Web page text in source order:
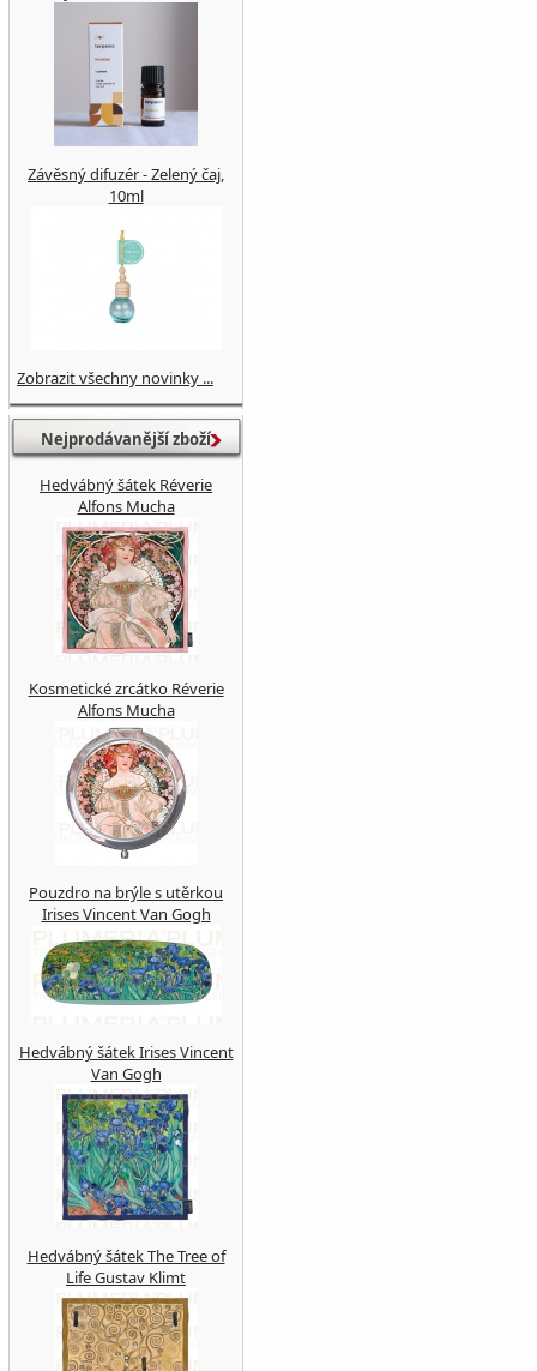
Závěsný difuzér - Zelený čaj,
10ml
Zobrazit všechny novinky ...
Nejprodávanější zboží
Hedvábný šátek Réverie
Alfons Mucha
Kosmetické zrcátko Réverie
Alfons Mucha
Pouzdro na brýle s utěrkou
Irises Vincent Van Gogh
Hedvábný šátek Irises Vincent
Van Gogh
Hedvábný šátek The Tree of
Life Gustav Klimt